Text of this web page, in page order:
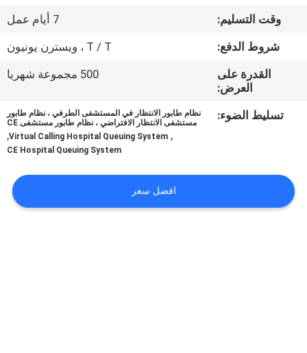
اتصل
أخبار
اقتباس
خريطة
وقت التسليم:
7 أيام عمل
شروط الدفع:
T / T ، ويسترن يونيون
القدرة على
العرض:
500 مجموعة شهريا
تسليط الضوء:
نظام طابور الانتظار في المستشفى الطرفي ، نظام طابور
مستشفى الانتظار الافتراضي ، نظام طابور مستشفى CE
,
Virtual Calling Hospital Queuing System
,
CE Hospital Queuing System
افضل سعر